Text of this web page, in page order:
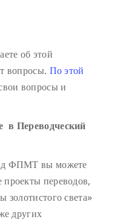
об этой
вопросы. По этой
вопросы и
в Переводческий
ФПМТ вы можете
переводов,
золотистого света»
других